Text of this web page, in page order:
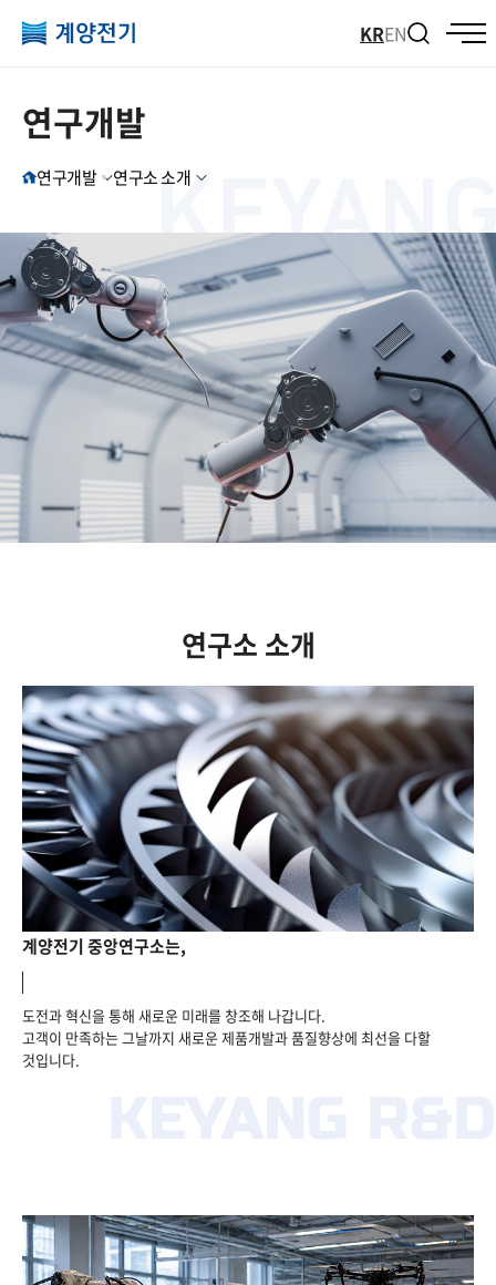
KREN
연구개발
연구개발 연구소 소개
연구소 소개
계양전기 중앙연구소는,
도전과 혁신을 통해 새로운 미래를 창조해 나갑니다.
고객이 만족하는 그날까지 새로운 제품개발과 품질향상에 최선을 다할
것입니다.